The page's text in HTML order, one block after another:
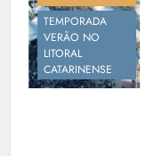
TEMPORADA
VERÃO NO
LITORAL
CATARINENSE